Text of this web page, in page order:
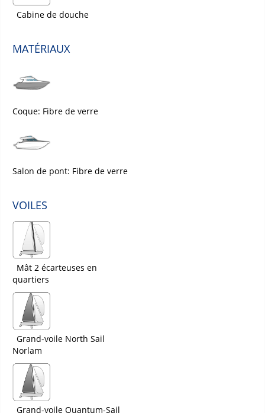
Cabine de douche
MATÉRIAUX
Coque: Fibre de verre
Salon de pont: Fibre de verre
VOILES
Mât 2 écarteuses en
quartiers
Grand-voile North Sail
Norlam
Grand-voile Quantum-Sail